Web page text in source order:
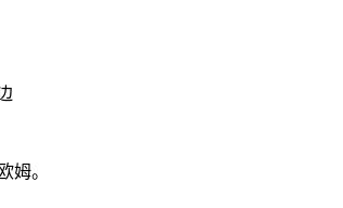
姆。